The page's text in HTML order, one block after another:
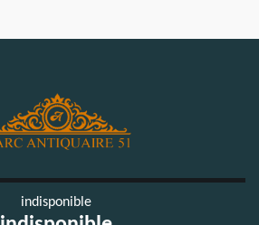
indisponible